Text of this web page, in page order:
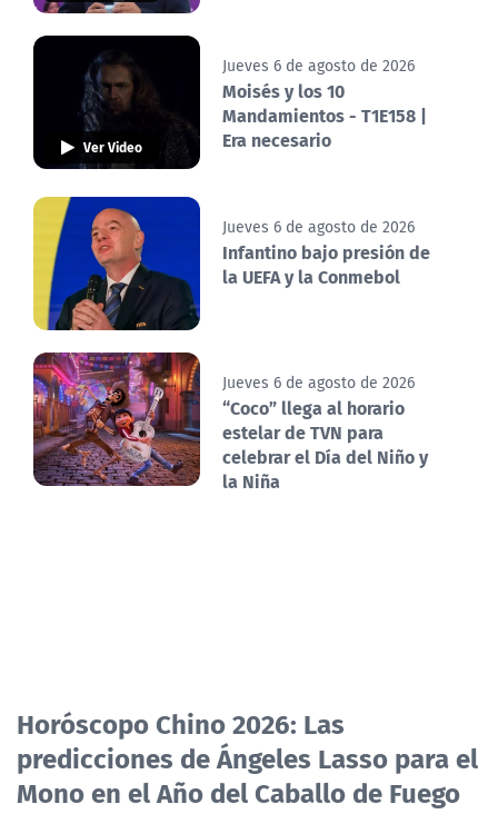
Ver Video
Jueves 6 de agosto de 2026
Moisés y los 10
Mandamientos - T1E158 |
Era necesario
Jueves 6 de agosto de 2026
Infantino bajo presión de
la UEFA y la Conmebol
Jueves 6 de agosto de 2026
“Coco” llega al horario
estelar de TVN para
celebrar el Día del Niño y
la Niña
Horóscopo Chino 2026: Las
predicciones de Ángeles Lasso para el
Mono en el Año del Caballo de Fuego